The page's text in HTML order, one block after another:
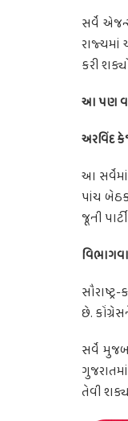
સર્વે
રાજ્યમાં
કરી
આ પણ
અરવિંદ
આ
પાંચ
જૂની
છે.
સર્વે
તેવી